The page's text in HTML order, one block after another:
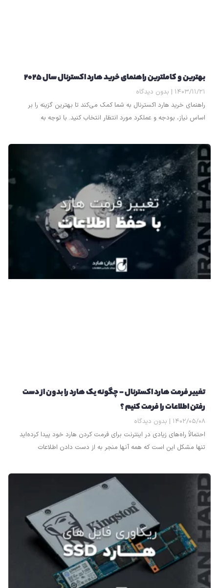
بهترین و کاملترین راهنمای خرید هارد اکسترنال سال ۲۰۲۵
۱۴۰۳/۱۱/۲۱
بدون دیدگاه
راهنمای خرید هارد اکسترنال به شما کمک می‌کند تا بهترین گزینه را بر
اساس نیاز، بودجه و عملکرد مورد انتظار انتخاب کنید. با توجه به
تغییر فرمت هارد اکسترنال – چگونه یک هارد را بدون از دست
رفتن اطلاعات را فرمت کنیم ؟
۱۴۰۲/۰۵/۰۸
بدون دیدگاه
احتمالاً راه‌های زیادی در اینترنت برای فرمت کردن هارد خود پیدا کرده‌اید
تنها مشکل این است که همه آنها منجر به از دست دادن اطلاعات